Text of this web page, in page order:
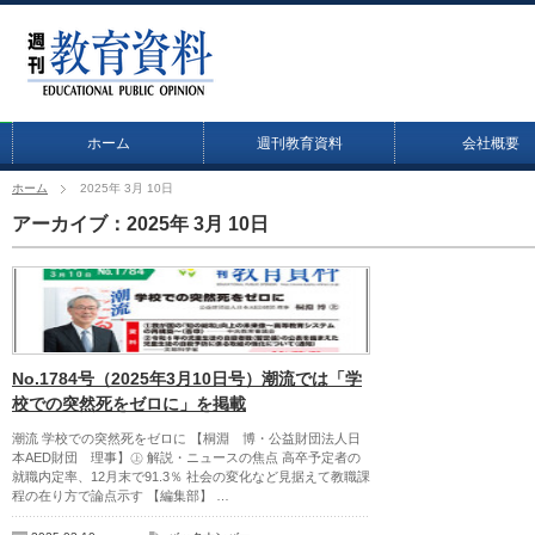
ホーム 週刊教育資料 会社概要
ホーム 2025年 3月 10日
アーカイブ：2025年 3月 10日
No.1784号（2025年3月10日号）潮流では「学
校での突然死をゼロに」を掲載
潮流 学校での突然死をゼロに 【桐淵 博・公益財団法人日
本AED財団 理事】㊤ 解説・ニュースの焦点 高卒予定者の
就職内定率、12月末で91.3％ 社会の変化など見据えて教職課
程の在り方で論点示す 【編集部】 …